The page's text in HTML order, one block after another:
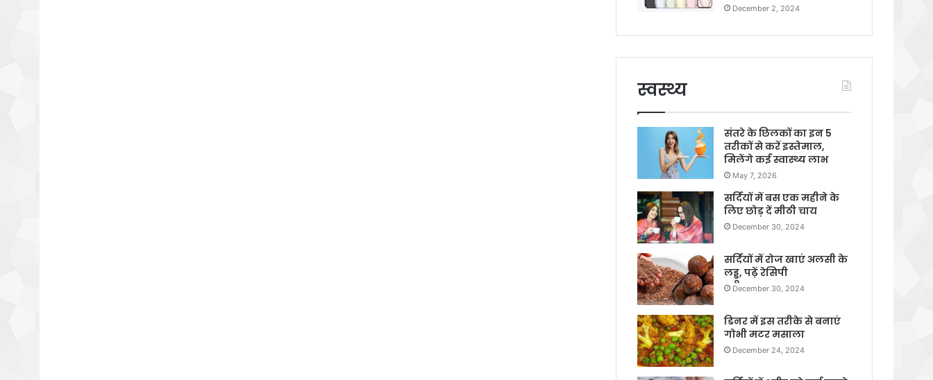
December 2, 2024
स्वस्थ्य
संतरे के छिलकों का इन 5
तरीकों से करें इस्तेमाल,
मिलेंगे कई स्वास्थ्य लाभ
May 7, 2026
सर्दियों में बस एक महीने के
लिए छोड़ दें मीठी चाय
December 30, 2024
सर्दियों में रोज खाएं अलसी के
लड्डू, पढ़ें रेसिपी
December 30, 2024
डिनर में इस तरीके से बनाएं
गोभी मटर मसाला
December 24, 2024